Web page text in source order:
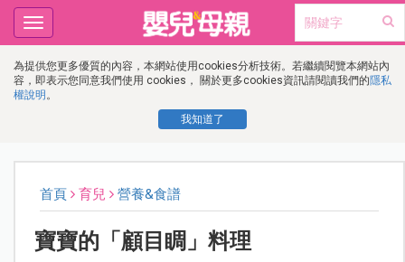
為提供您更多優質的內容，本網站使用cookies分析技術。若繼續閱覽本網站內
容，即表示您同意我們使用 cookies， 關於更多cookies資訊請閱讀我們的隱私
權說明 。
我知道了
Toggle
navigation
首頁 育兒 營養&食譜
寶寶的「顧目睭」料理